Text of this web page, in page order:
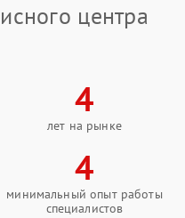
центра
4
лет на рынке
4
минимальный опыт работы
специалистов